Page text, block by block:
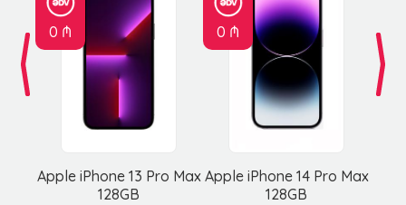
0 ₼
Apple iPhone 13 Pro Max
128GB
0 ₼
Apple iPhone 14 Pro Max
128GB